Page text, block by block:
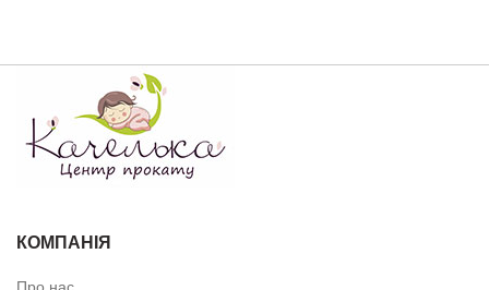
КОМПАНІЯ
Про нас